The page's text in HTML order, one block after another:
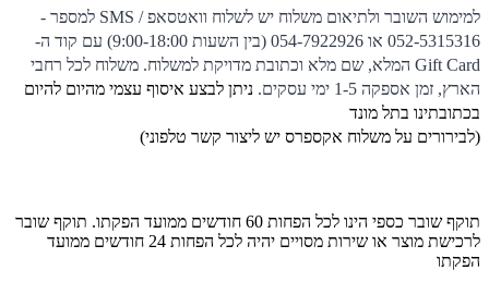
למימוש השובר ולתיאום משלוח יש לשלוח וואטסאפ / SMS למספר -
052-5315316 או 054-7922926 (בין השעות 9:00-18:00) עם קוד ה-
Gift Card המלא, שם מלא וכתובת מדויקת למשלוח. משלוח לכל רחבי
הארץ, זמן אספקה 1-5 ימי עסקים.
ניתן לבצע איסוף עצמי מהיום להיום
בכתובתינו בתל מונד
(לבירורים על משלוח אקספרס יש ליצור קשר טלפוני)
תוקף שובר כספי הינו לכל הפחות 60 חודשים ממועד הפקתו. תוקף שובר
לרכישת מוצר או שירות מסויים יהיה לכל הפחות 24 חודשים ממועד
הפקתו